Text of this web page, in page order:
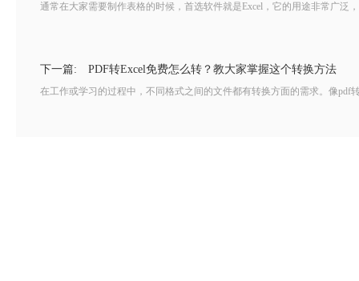
通常在大家需要制作表格的时候，首选软件就是Excel，它的用途非常广泛
下一篇: PDF转Excel免费怎么转？教大家掌握这个转换方法
在工作或学习的过程中，不同格式之间的文件都有转换方面的需求。像pdf